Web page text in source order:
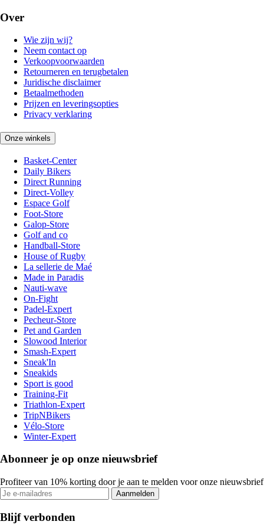
Over
Wie zijn wij?
Neem contact op
Verkoopvoorwaarden
Retourneren en terugbetalen
Juridische disclaimer
Betaalmethoden
Prijzen en leveringsopties
Privacy verklaring
Onze winkels
Basket-Center
Daily Bikers
Direct Running
Direct-Volley
Espace Golf
Foot-Store
Galop-Store
Golf and co
Handball-Store
House of Rugby
La sellerie de Maé
Made in Paradis
Nauti-wave
On-Fight
Padel-Expert
Pecheur-Store
Pet and Garden
Slowood Interior
Smash-Expert
Sneak'In
Sneakids
Sport is good
Training-Fit
Triathlon-Expert
TripNBikers
Vélo-Store
Winter-Expert
Abonneer je op onze nieuwsbrief
Profiteer van 10% korting door je aan te melden voor onze nieuwsbrief
Aanmelden
Blijf verbonden